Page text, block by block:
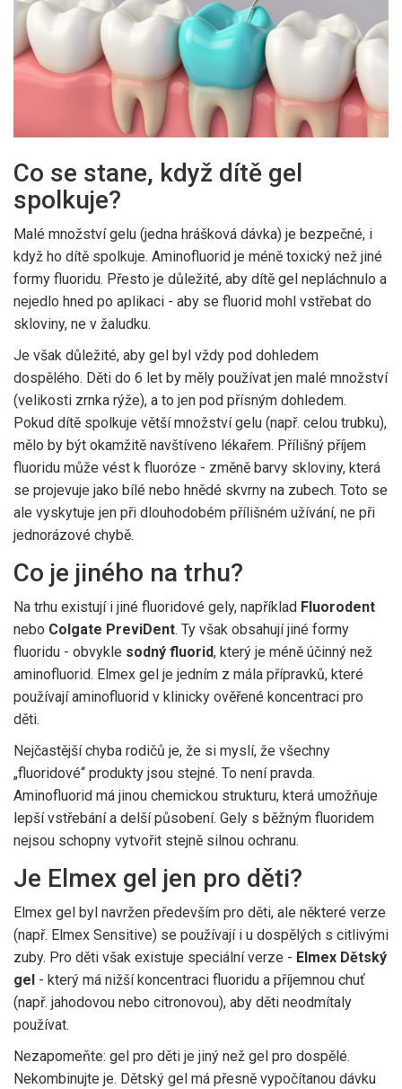
Co se stane, když dítě gel
spolkuje?
Malé množství gelu (jedna hrášková dávka) je bezpečné, i
když ho dítě spolkuje. Aminofluorid je méně toxický než jiné
formy fluoridu. Přesto je důležité, aby dítě gel nepláchnulo a
nejedlo hned po aplikaci - aby se fluorid mohl vstřebat do
skloviny, ne v žaludku.
Je však důležité, aby gel byl vždy pod dohledem
dospělého. Děti do 6 let by měly používat jen malé množství
(velikosti zrnka rýže), a to jen pod přísným dohledem.
Pokud dítě spolkuje větší množství gelu (např. celou trubku),
mělo by být okamžitě navštíveno lékařem. Přílišný příjem
fluoridu může vést k fluoróze - změně barvy skloviny, která
se projevuje jako bílé nebo hnědé skvrny na zubech. Toto se
ale vyskytuje jen při dlouhodobém přílišném užívání, ne při
jednorázové chybě.
Co je jiného na trhu?
Na trhu existují i jiné fluoridové gely, například Fluorodent
nebo Colgate PreviDent. Ty však obsahují jiné formy
fluoridu - obvykle sodný fluorid, který je méně účinný než
aminofluorid. Elmex gel je jedním z mála přípravků, které
používají aminofluorid v klinicky ověřené koncentraci pro
děti.
Nejčastější chyba rodičů je, že si myslí, že všechny
„fluoridové“ produkty jsou stejné. To není pravda.
Aminofluorid má jinou chemickou strukturu, která umožňuje
lepší vstřebání a delší působení. Gely s běžným fluoridem
nejsou schopny vytvořit stejně silnou ochranu.
Je Elmex gel jen pro děti?
Elmex gel byl navržen především pro děti, ale některé verze
(např. Elmex Sensitive) se používají i u dospělých s citlivými
zuby. Pro děti však existuje speciální verze - Elmex Dětský
gel - který má nižší koncentraci fluoridu a příjemnou chuť
(např. jahodovou nebo citronovou), aby děti neodmítaly
používat.
Nezapomeňte: gel pro děti je jiný než gel pro dospělé.
Nekombinujte je. Dětský gel má přesně vypočítanou dávku